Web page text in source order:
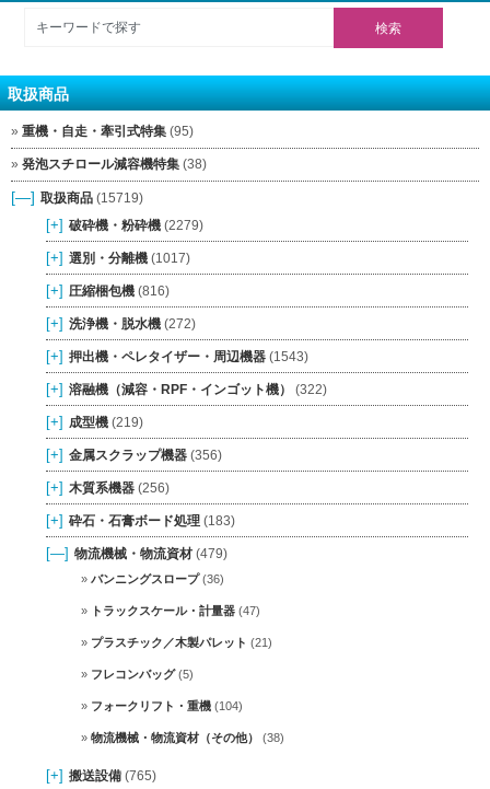
取扱商品
重機・自走・牽引式特集 (95)
発泡スチロール減容機特集 (38)
[—] 取扱商品 (15719)
[+] 破砕機・粉砕機 (2279)
[+] 選別・分離機 (1017)
[+] 圧縮梱包機 (816)
[+] 洗浄機・脱水機 (272)
[+] 押出機・ペレタイザー・周辺機器 (1543)
[+] 溶融機（減容・RPF・インゴット機） (322)
[+] 成型機 (219)
[+] 金属スクラップ機器 (356)
[+] 木質系機器 (256)
[+] 砕石・石膏ボード処理 (183)
[—] 物流機械・物流資材 (479)
バンニングスロープ(36)
トラックスケール・計量器 (47)
プラスチック／木製パレット (21)
フレコンバッグ(5)
フォークリフト・重機 (104)
物流機械・物流資材（その他） (38)
[+] 搬送設備 (765)